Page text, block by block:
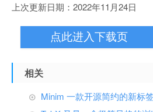
上次更新日期：2022年11月24日
点此进入下载页
相关
Minim 一款开源简约的新标